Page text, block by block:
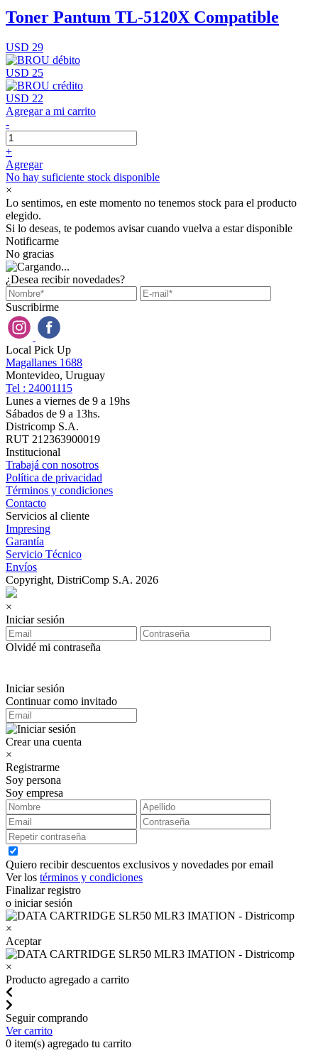
Toner Pantum TL-5120X Compatible
USD 29
USD 25
USD 22
Agregar a mi carrito
-
+
Agregar
No hay suficiente stock disponible
×
Lo sentimos, en este momento no tenemos stock para el producto
elegido.
Si lo deseas, te podemos avisar cuando vuelva a estar disponible
Notificarme
No gracias
¿Desea recibir novedades?
Suscribirme
Local Pick Up
Magallanes 1688
Montevideo, Uruguay
Tel : 24001115
Lunes a viernes de 9 a 19hs
Sábados de 9 a 13hs.
Districomp S.A.
RUT 212363900019
Institucional
Trabajá con nosotros
Política de privacidad
Términos y condiciones
Contacto
Servicios al cliente
Impresing
Garantía
Servicio Técnico
Envíos
Copyright, DistriComp S.A. 2026
×
Iniciar sesión
Olvidé mi contraseña
Iniciar sesión
Continuar como invitado
Crear una cuenta
×
Registrarme
Soy persona
Soy empresa
Quiero recibir descuentos exclusivos y novedades por email
Ver los términos y condiciones
Finalizar registro
o iniciar sesión
×
Aceptar
×
Producto agregado a carrito
Seguir comprando
Ver carrito
0 item(s) agregado tu carrito